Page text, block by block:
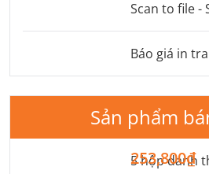
Scan to file -
Báo giá in
Sản phẩm
5 hộp danh
253,800₫